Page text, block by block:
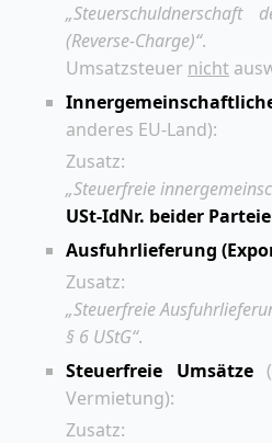
„Steuerschuldnerschaft
(Reverse-Charge)“.
Umsatzsteuer nicht
anderes EU-Land):
Zusatz:
„Steuerfreie
USt-IdNr. beider
Ausfuhrlieferung
Zusatz:
„Steuerfreie
§ 6 UStG“.
Steuerfreie Umsätze
Vermietung):
Zusatz: